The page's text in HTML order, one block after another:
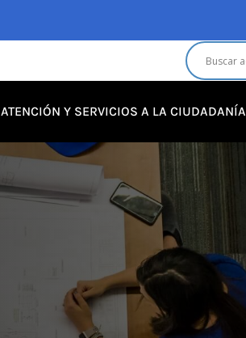
ATENCIÓN Y SERVICIOS A LA CIUDADANÍA